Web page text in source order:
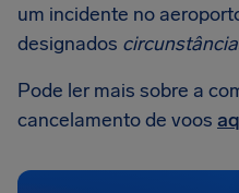
um incidente no
designados
Pode ler mais sobre a
cancelamento de voos